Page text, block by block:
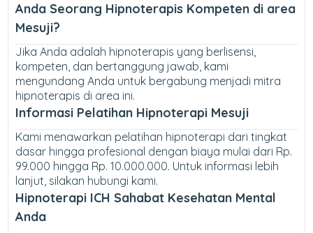
Anda Seorang Hipnoterapis Kompeten di area
Mesuji?
Jika Anda adalah hipnoterapis yang berlisensi,
kompeten, dan bertanggung jawab, kami
mengundang Anda untuk bergabung menjadi mitra
hipnoterapis di area ini.
Informasi Pelatihan Hipnoterapi Mesuji
Kami menawarkan pelatihan hipnoterapi dari tingkat
dasar hingga profesional dengan biaya mulai dari Rp.
99.000 hingga Rp. 10.000.000. Untuk informasi lebih
lanjut, silakan hubungi kami.
Hipnoterapi ICH Sahabat Kesehatan Mental
Anda